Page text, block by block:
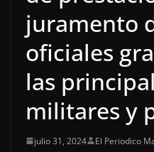
juramento
oficiales
las
militares y
julio 31, 2024 El Periodico